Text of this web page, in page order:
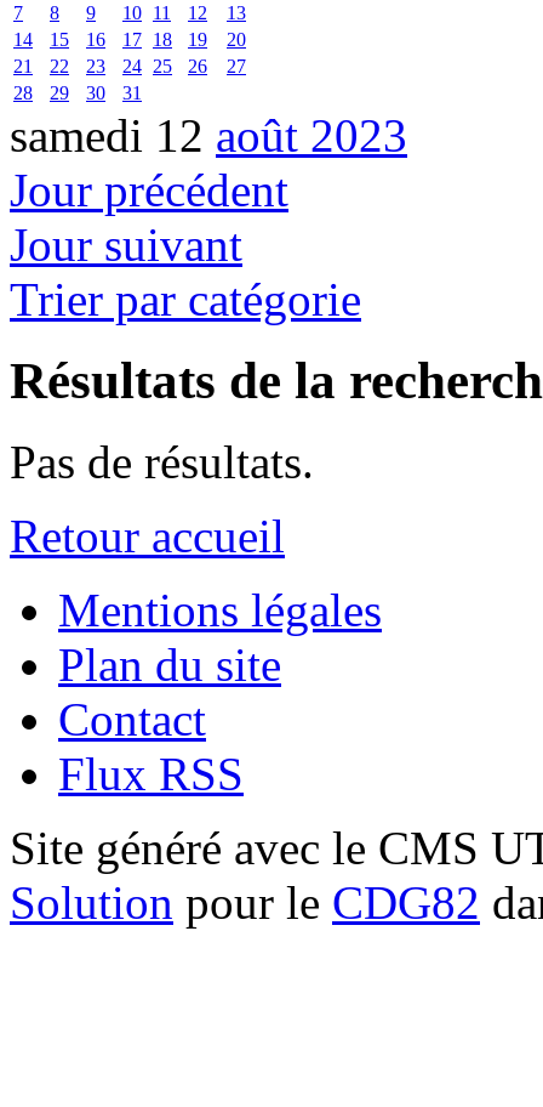
7
8 9 10 11 12
13
14
15 16 17 18 19
20
21
22 23 24 25 26
27
28
29 30 31
samedi 12 août 2023
Jour précédent
Jour suivant
Trier par catégorie
Résultats de la
Pas de résultats.
Retour accueil
Mentions légales
Plan du site
Contact
Flux RSS
Site généré avec le CMS
Solution pour le CDG82